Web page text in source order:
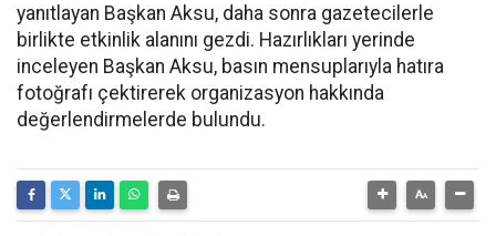
yanıtlayan Başkan Aksu, daha sonra gazetecilerle
birlikte etkinlik alanını gezdi. Hazırlıkları yerinde
inceleyen Başkan Aksu, basın mensuplarıyla hatıra
fotoğrafı çektirerek organizasyon hakkında
değerlendirmelerde bulundu.